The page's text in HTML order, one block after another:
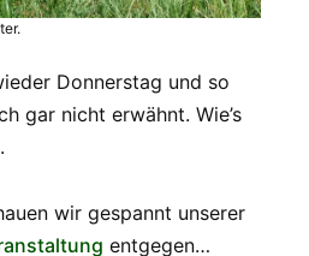
Donnerstag und so
gar nicht erwähnt. Wie’s
wir gespannt unserer
entgegen…